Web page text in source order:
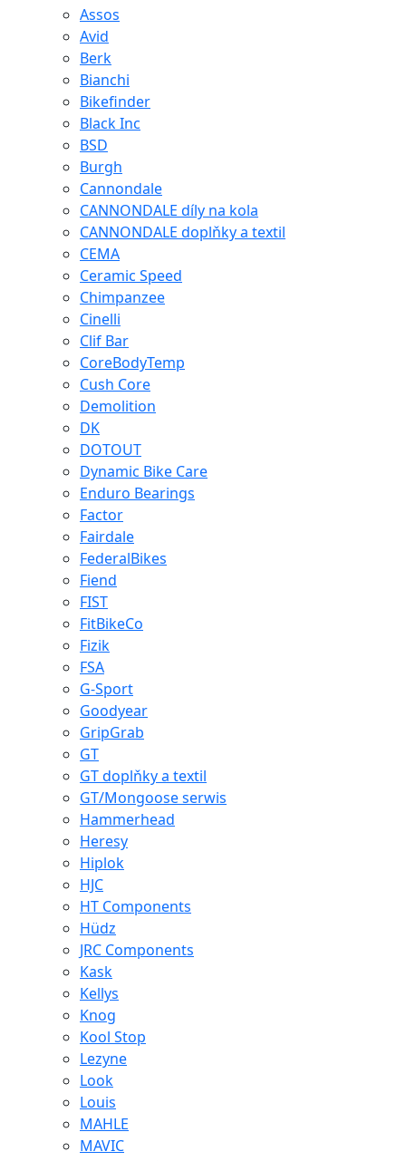
Assos
Avid
Berk
Bianchi
Bikefinder
Black Inc
BSD
Burgh
Cannondale
CANNONDALE díly na kola
CANNONDALE doplňky a textil
CEMA
Ceramic Speed
Chimpanzee
Cinelli
Clif Bar
CoreBodyTemp
Cush Core
Demolition
DK
DOTOUT
Dynamic Bike Care
Enduro Bearings
Factor
Fairdale
FederalBikes
Fiend
FIST
FitBikeCo
Fizik
FSA
G-Sport
Goodyear
GripGrab
GT
GT doplňky a textil
GT/Mongoose serwis
Hammerhead
Heresy
Hiplok
HJC
HT Components
Hüdz
JRC Components
Kask
Kellys
Knog
Kool Stop
Lezyne
Look
Louis
MAHLE
MAVIC